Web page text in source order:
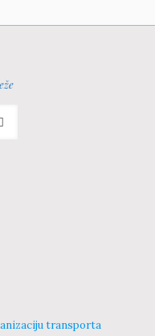
transporta